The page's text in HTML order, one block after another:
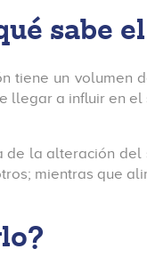
sabe
tiene un volumen
llegar a influir en
de la alteración
mientras que